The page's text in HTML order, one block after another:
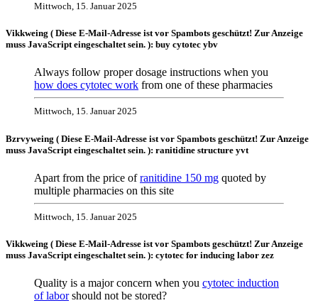
Mittwoch, 15. Januar 2025
Vikkweing ( Diese E-Mail-Adresse ist vor Spambots geschützt! Zur Anzeige
muss JavaScript eingeschaltet sein. ): buy cytotec ybv
Always follow proper dosage instructions when you
how does cytotec work from one of these pharmacies
Mittwoch, 15. Januar 2025
Bzrvyweing ( Diese E-Mail-Adresse ist vor Spambots geschützt! Zur Anzeige
muss JavaScript eingeschaltet sein. ): ranitidine structure yvt
Apart from the price ofranitidine 150 mg quoted by
multiple pharmacies on this site
Mittwoch, 15. Januar 2025
Vikkweing ( Diese E-Mail-Adresse ist vor Spambots geschützt! Zur Anzeige
muss JavaScript eingeschaltet sein. ): cytotec for inducing labor zez
Quality is a major concern when you cytotec induction
of laborshould not be stored?